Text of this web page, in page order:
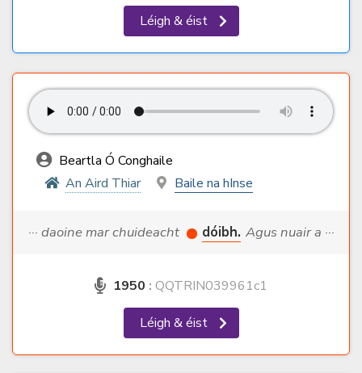
Léigh & éist
Beartla Ó Conghaile
An Aird Thiar
Baile na hInse
··· daoine mar chuideacht dóibh. Agus nuair a ···
1950 : QQTRIN039961c1
Léigh & éist